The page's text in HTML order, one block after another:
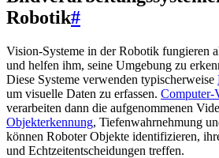
Robotik#
Vision-Systeme in der Robotik fungieren
und helfen ihm, seine Umgebung zu
Diese Systeme verwenden typischerweise
um visuelle Daten zu erfassen. Computer-
verarbeiten dann die aufgenommenen
Objekterkennung, Tiefenwahrnehmung
können Roboter Objekte identifizieren,
und Echtzeitentscheidungen treffen.